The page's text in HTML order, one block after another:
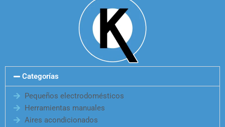
Categorías
Pequeños electrodomésticos
Herramientas manuales
Aires acondicionados